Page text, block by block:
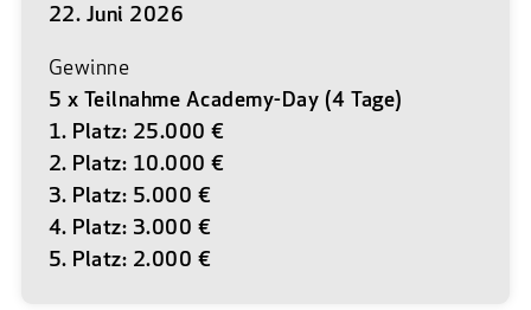
22. Juni 2026
Gewinne
5 x Teilnahme Academy-Day (4 Tage)
1. Platz: 25.000 €
2. Platz: 10.000 €
3. Platz: 5.000 €
4. Platz: 3.000 €
5. Platz: 2.000 €